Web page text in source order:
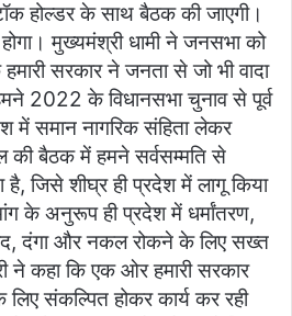
होल्डर के साथ बैठक की जाएगी।
मुख्यमंश्री धामी ने जनसभा को
सरकार ने जनता से जो भी वादा
2022 के विधानसभा चुनाव से पूर्व
में समान नागरिक संहिता लेकर
बैठक में हमने सर्वसम्मति से
है, जिसे शीघ्र ही प्रदेश में लागू किया
के अनुरूप ही प्रदेश में धर्मांतरण,
दंगा और नकल रोकने के लिए सख्त
ने कहा कि एक ओर हमारी सरकार
संकल्पित होकर कार्य कर रही